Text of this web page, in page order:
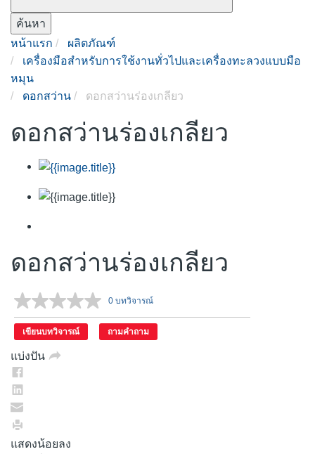
ค้นหา
หน้าแรก
ผลิตภัณฑ์
เครื่องมือสำหรับการใช้งานทั่วไปและเครื่องทะลวงแบบมือ
หมุน
ดอกสว่าน
ดอกสว่านร่องเกลียว
ดอกสว่านร่องเกลียว
ดอกสว่านร่องเกลียว
ไม่มี
ค่า
คะแนน.
ลิงก์
0 บทวิจารณ์
เขียนบทวิจารณ์ ถามคำถาม
แบ่งปัน
แสดงน้อยลง